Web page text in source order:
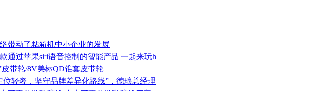
络带动了粘箱机中小企业的发展
款通过苹果siri语音控制的智能产品 一起来玩h
皮带轮/8V美标QD锥套皮带轮
位轻奢，坚守品牌差异化路线”，德琅总经理